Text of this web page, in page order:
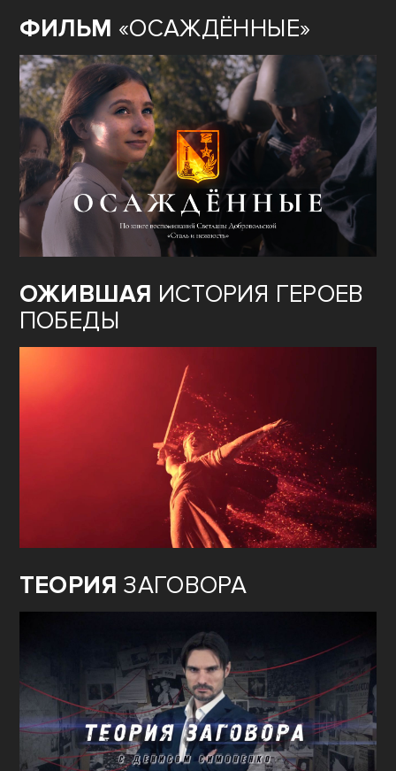
ФИЛЬМ «ОСАЖДЁННЫЕ»
ОЖИВШАЯ ИСТОРИЯ ГЕРОЕВ
ПОБЕДЫ
ТЕОРИЯ ЗАГОВОРА